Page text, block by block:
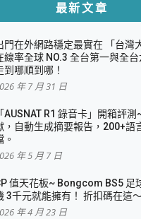
最新文章
門在外網路穩定最實在 「台灣
線率全球 NO.3 全台第一與全台
到哪順到哪！
年 7 月 31 日
「AUSNAT R1 錄音卡」開箱評
，自動生成摘要報告，200+語
。
年 5 月 7 日
值天花板~ Bongcom BS5 足
3千元就能擁有！ 折扣碼在這
年 4 月 23 日